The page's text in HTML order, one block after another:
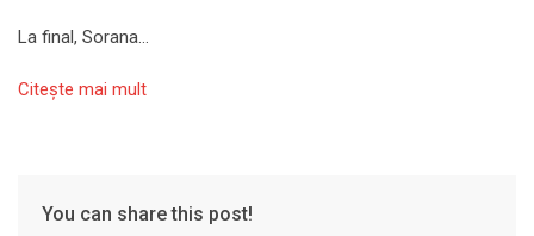
La final, Sorana…
Citeşte mai mult
You can share this post!